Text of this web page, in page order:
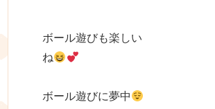
ボール遊びも楽しい
ね
ボール遊びに夢中